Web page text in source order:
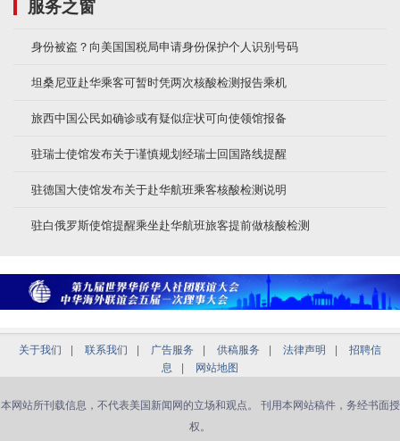
服务之窗
身份被盗？向美国国税局申请身份保护个人识别号码
坦桑尼亚赴华乘客可暂时凭两次核酸检测报告乘机
旅西中国公民如确诊或有疑似症状可向使领馆报备
驻瑞士使馆发布关于谨慎规划经瑞士回国路线提醒
驻德国大使馆发布关于赴华航班乘客核酸检测说明
驻白俄罗斯使馆提醒乘坐赴华航班旅客提前做核酸检测
关于我们 联系我们 广告服务 供稿服务 法律声明
招聘信
息
网站地图
本网站所刊载信息，不代表美国新闻网的立场和观点。 刊用本网站稿件，务经书面授
权。